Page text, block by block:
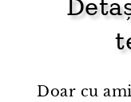
Doar cu